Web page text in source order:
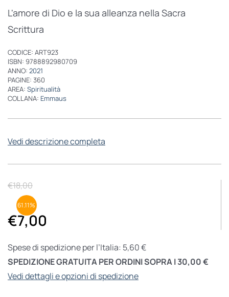
L'amore di Dio e la sua alleanza nella Sacra
Scrittura
CODICE: ART923
ISBN: 9788892980709
ANNO: 2021
PAGINE: 360
AREA: Spiritualità
COLLANA: Emmaus
Vedi descrizione completa
€18,00
€7,00
61.11%
Spese di spedizione per l’Italia: 5,60 €
SPEDIZIONE GRATUITA PER ORDINI SOPRA I 30,00 €
Vedi dettagli e opzioni di spedizione